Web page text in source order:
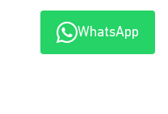
WhatsApp